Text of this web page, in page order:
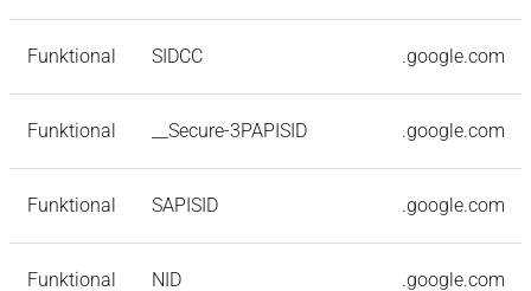
Funktional SIDCC .google.com
Funktional __Secure-3PAPISID .google.com
Funktional SAPISID .google.com
Funktional NID .google.com